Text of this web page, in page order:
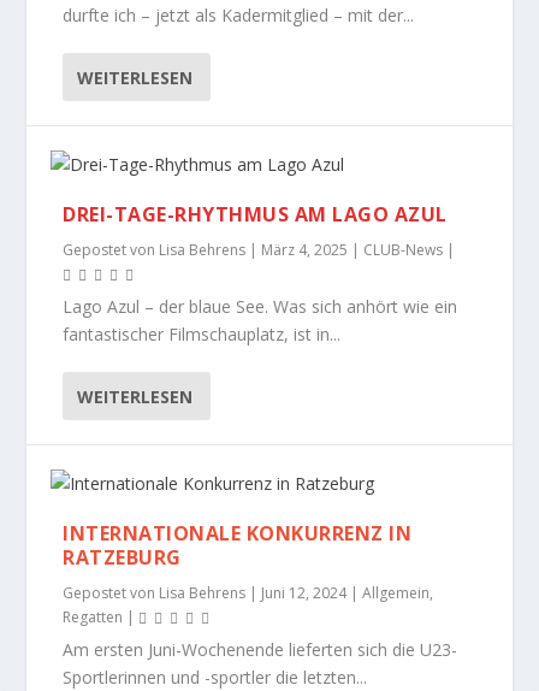
durfte ich – jetzt als Kadermitglied – mit der...
WEITERLESEN
DREI-TAGE-RHYTHMUS AM LAGO AZUL
Gepostet von Lisa Behrens | März 4, 2025 | CLUB-News |
Lago Azul – der blaue See. Was sich anhört wie ein
fantastischer Filmschauplatz, ist in...
WEITERLESEN
INTERNATIONALE KONKURRENZ IN
RATZEBURG
Gepostet von Lisa Behrens | Juni 12, 2024|Allgemein,
Regatten |
Am ersten Juni-Wochenende lieferten sich die U23-
Sportlerinnen und -sportler die letzten...